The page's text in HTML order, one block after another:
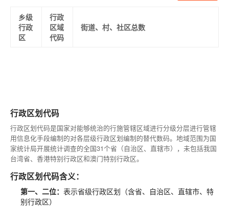
乡级
行政
区
行政
区域
代码
街道、村、社区总数
行政区划代码
行政区划代码是国家对能够统治的行施管辖区域进行分级分层进行管辖
用信息化手段编制的对各层级行政区划编制的替代数码。地域范围为国
家统计局开展统计调查的全国31个省（自治区、直辖市），未包括我国
台湾省、香港特别行政区和澳门特别行政区。
行政区划代码含义：
第一、二位： 表示省级行政区划（含省、自治区、直辖市、特
别行政区）